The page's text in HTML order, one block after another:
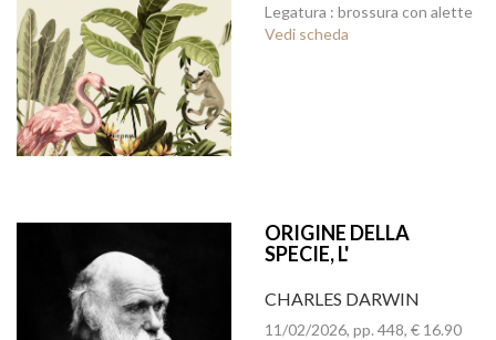
Legatura : brossura con alette
Vedi scheda
ORIGINE DELLA
SPECIE, L'
CHARLES DARWIN
11/02/2026, pp. 448, € 16.90